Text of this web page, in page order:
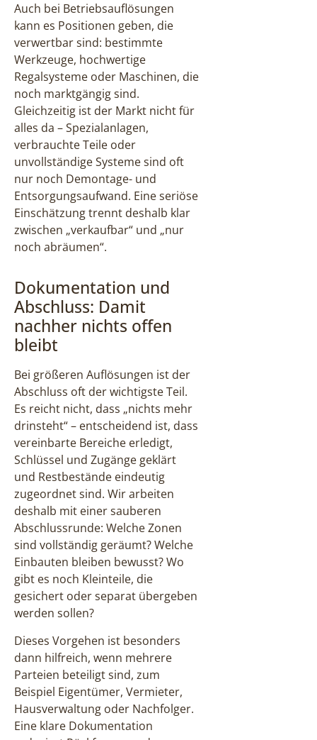
Auch bei Betriebsauflösungen
kann es Positionen geben, die
verwertbar sind: bestimmte
Werkzeuge, hochwertige
Regalsysteme oder Maschinen, die
noch marktgängig sind.
Gleichzeitig ist der Markt nicht für
alles da – Spezialanlagen,
verbrauchte Teile oder
unvollständige Systeme sind oft
nur noch Demontage- und
Entsorgungsaufwand. Eine seriöse
Einschätzung trennt deshalb klar
zwischen „verkaufbar“ und „nur
noch abräumen“.
Dokumentation und
Abschluss: Damit
nachher nichts offen
bleibt
Bei größeren Auflösungen ist der
Abschluss oft der wichtigste Teil.
Es reicht nicht, dass „nichts mehr
drinsteht“ – entscheidend ist, dass
vereinbarte Bereiche erledigt,
Schlüssel und Zugänge geklärt
und Restbestände eindeutig
zugeordnet sind. Wir arbeiten
deshalb mit einer sauberen
Abschlussrunde: Welche Zonen
sind vollständig geräumt? Welche
Einbauten bleiben bewusst? Wo
gibt es noch Kleinteile, die
gesichert oder separat übergeben
werden sollen?
Dieses Vorgehen ist besonders
dann hilfreich, wenn mehrere
Parteien beteiligt sind, zum
Beispiel Eigentümer, Vermieter,
Hausverwaltung oder Nachfolger.
Eine klare Dokumentation